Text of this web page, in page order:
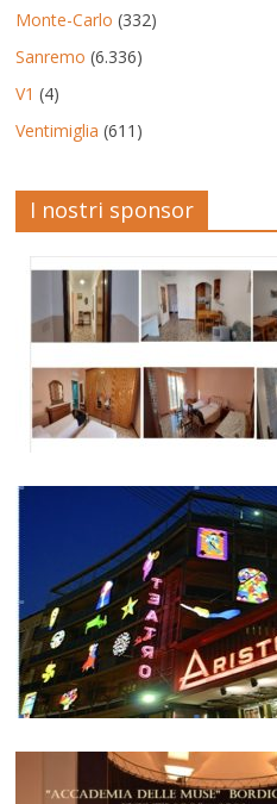
Monte-Carlo (332)
Sanremo (6.336)
V1 (4)
Ventimiglia (611)
I nostri sponsor